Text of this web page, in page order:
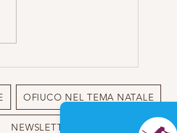
OFIUCO NEL TEMA NATALE
NEWSLETTER BIO